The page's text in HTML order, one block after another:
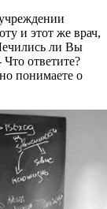
и этот же врач,
ли Вы
Что ответите?
понимаете о